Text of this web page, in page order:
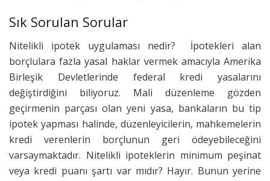
Sık Sorulan Sorular
Nitelikli ipotek uygulaması nedir? İpotekleri alan
borçlulara fazla yasal haklar vermek amacıyla Amerika
Birleşik Devletlerinde federal kredi yasalarını
değiştirdiğini biliyoruz. Mali düzenleme gözden
geçirmenin parçası olan yeni yasa, bankaların bu tip
ipotek yapması halinde, düzenleyicilerin, mahkemelerin
kredi verenlerin borçlunun geri ödeyebileceğini
varsaymaktadır. Nitelikli ipoteklerin minimum peşinat
veya kredi puanı şartı var mıdır? Hayır. Bunun yerine